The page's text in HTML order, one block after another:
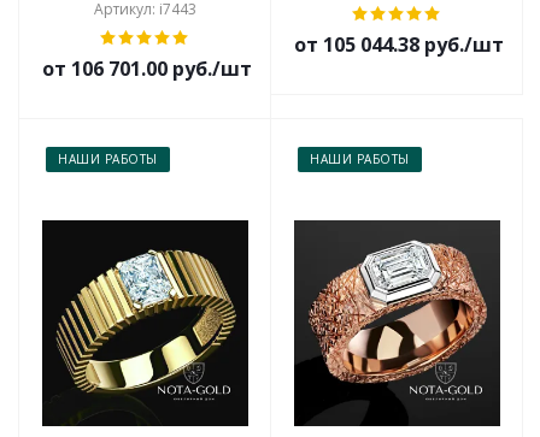
Артикул: i7443
от 106 701.00 руб./шт
от 105 044.38 руб./шт
НАШИ РАБОТЫ НАШИ РАБОТЫ